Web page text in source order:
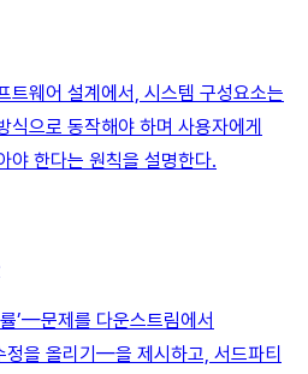
트웨어 설계에서, 시스템 구성요소는
식으로 동작해야 하며 사용자에게
야 한다는 원칙을 설명한다.
’—문제를 다운스트림에서
정을 올리기—을 제시하고, 서드파티